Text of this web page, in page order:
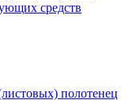
средств